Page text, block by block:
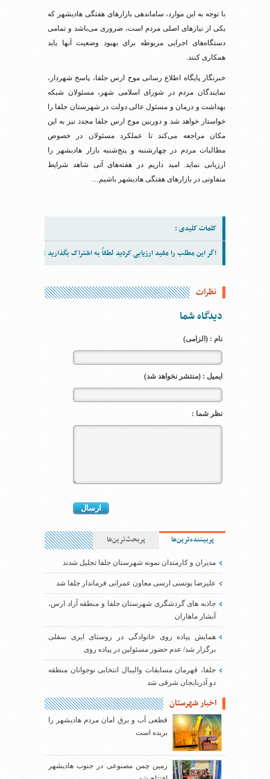
با توجه به این موارد، ساماندهی بازارهای هفتگی هادیشهر که
یکی از نیازهای اصلی مردم است، ضروری می‌باشد و تمامی
دستگاه‌های اجرایی مربوطه برای بهبود وضعیت آنها باید
همکاری کنند.
خبرنگار پایگاه اطلاع رسانی موج ارس جلفا، پاسخ شهردار،
نمایندگان مردم در شورای اسلامی شهر، مسئولان شبکه
بهداشت و درمان و مسئول عالی دولت در شهرستان جلفا را
خواستار خواهد شد و دوربین موج ارس جلفا مجدد نیز به این
مکان مراجعه می‌کند تا عملکرد مسئولان در خصوص
مطالبات مردم در چهارشنبه و پنج‌شنبه بازار هادیشهر را
ارزیابی نماید. امید داریم در هفته‌های آتی شاهد شرایط
متفاوتی در بازارهای هفتگی هادیشهر باشیم…
کلمات کلیدی :
اگر این مطلب را مفید ارزیابی کردید لطفاً به اشتراک بگذارید :
نظرات
دیدگاه شما
نام : (الزامی)
ایمیل : (منتشر نخواهد شد)
نظر شما :
پربیننده‌ترین‌ها پربحث‌ترین‌ها
مدیران و کارمندان نمونه شهرستان جلفا تجلیل شدند
علیرضا یونسی ارسی معاون عمرانی فرماندار جلفا شد
جاذبه های گردشگری شهرستان جلفا و منطقه آزاد ارس،
آبشار ماهاران
همایش پیاده روی خانوادگی در روستای ایری سفلی
برگزار شد/ عدم حضور مسئولین در پیاده روی
جلفا، قهرمان مسابقات والیبال انتخابی نوجوانان منطقه
دو آذربایجان شرقی شد
اخبار شهرستان
قطعی آب و برق امان مردم هادیشهر را
بریده است
زمین چمن مصنوعی در جنوب هادیشهر